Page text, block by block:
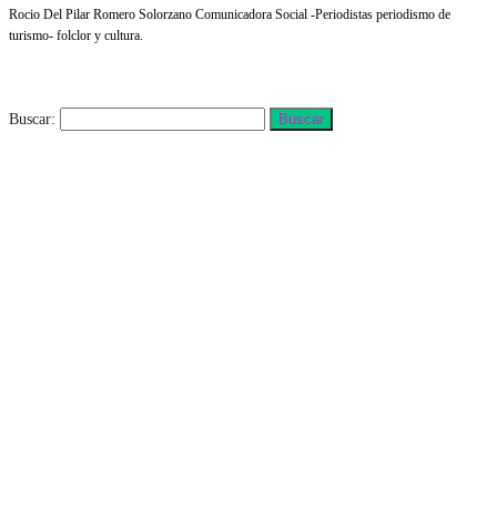
Rocio Del Pilar Romero Solorzano Comunicadora Social -Periodistas periodismo de
turismo- folclor y cultura.
Buscar: